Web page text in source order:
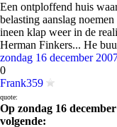
Een ontploffend huis
belasting aanslag
ineen klap weer in de
Herman Finkers... He
zondag 16 december
0
Frank359
quote:
Op zondag 16
volgende: